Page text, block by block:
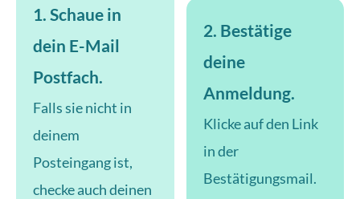
1. Schaue in
dein E-Mail
Postfach.
Falls sie nicht in
deinem
Posteingang ist,
checke auch deinen
2. Bestätige
deine
Anmeldung.
Klicke auf den Link
in der
Bestätigungsmail.